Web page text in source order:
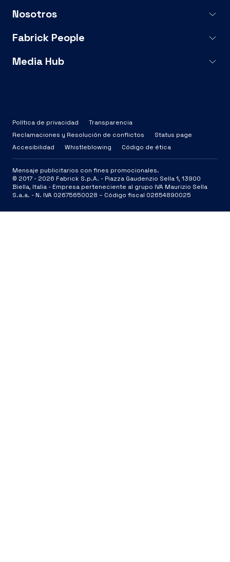
Nosotros
Fabrick People
Media Hub
Política de privacidad
Transparencia
Reclamaciones y Resolución de conflictos
Status page
Accesibilidad
Whistleblowing Código de ética
Mensaje publicitarios con fines promocionales.
© 2017 - 2026 Fabrick S.p.A. - Piazza Gaudenzio Sella 1, 13900
Biella, Italia - Empresa perteneciente al grupo IVA Maurizio Sella
S.a.a. - N. IVA 02675650028 – Código fiscal 02654890025